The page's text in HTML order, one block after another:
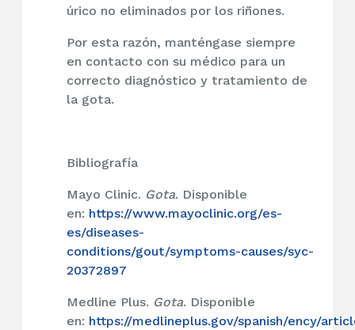
úrico no eliminados por los riñones.
Por esta razón, manténgase siempre
en contacto con su médico para un
correcto diagnóstico y tratamiento de
la gota.
Bibliografía
Mayo Clinic. Gota. Disponible
en: https://www.mayoclinic.org/es-
es/diseases-
conditions/gout/symptoms-causes/syc-
20372897
Medline Plus. Gota. Disponible
en: https://medlineplus.gov/spanish/ency/